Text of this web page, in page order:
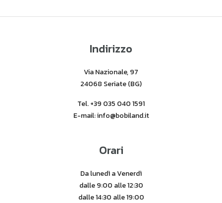
Indirizzo
Via Nazionale, 97
24068 Seriate (BG)
Tel. +39 035 040 1591
E-mail: info@bobiland.it
Orari
Da lunedì a Venerdì
dalle 9:00 alle 12:30
dalle 14:30 alle 19:00